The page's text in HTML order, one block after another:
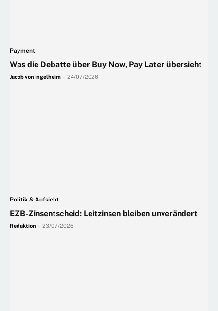
Payment
Was die Debatte über Buy Now, Pay Later übersieht
Jacob von Ingelheim 24/07/2026
Politik & Aufsicht
EZB-Zinsentscheid: Leitzinsen bleiben unverändert
Redaktion 23/07/2026